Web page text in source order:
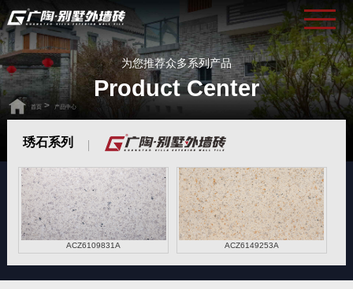
为您推荐众多系列产品
Product Center
首页> 产品中心
琇石系列
ACZ6109831A ACZ6149253A